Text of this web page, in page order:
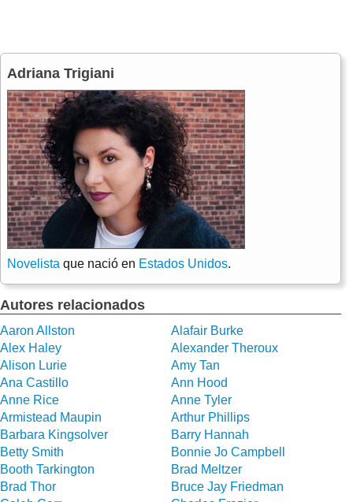
Adriana Trigiani
Novelista que nació en Estados Unidos.
Autores relacionados
Aaron Allston
Alafair Burke
Alex Haley
Alexander Theroux
Alison Lurie
Amy Tan
Ana Castillo
Ann Hood
Anne Rice
Anne Tyler
Armistead Maupin
Arthur Phillips
Barbara Kingsolver
Barry Hannah
Betty Smith
Bonnie Jo Campbell
Booth Tarkington
Brad Meltzer
Brad Thor
Bruce Jay Friedman